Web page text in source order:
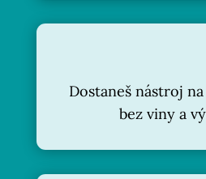
Dostaneš nástroj
bez viny a